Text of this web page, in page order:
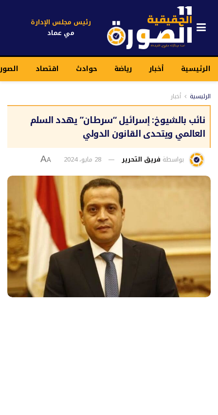
رئيس مجلس الإدارة
مي عماد
الرئيسية أخبار رياضة حوادث اقتصاد
الرئيسية أخبار
نائب بالشيوخ: إسرائيل “سرطان” يهدد السلم
العالمي ويتحدى القانون الدولي
بواسطة فريق التحرير 28 مايو، 2024 A
A